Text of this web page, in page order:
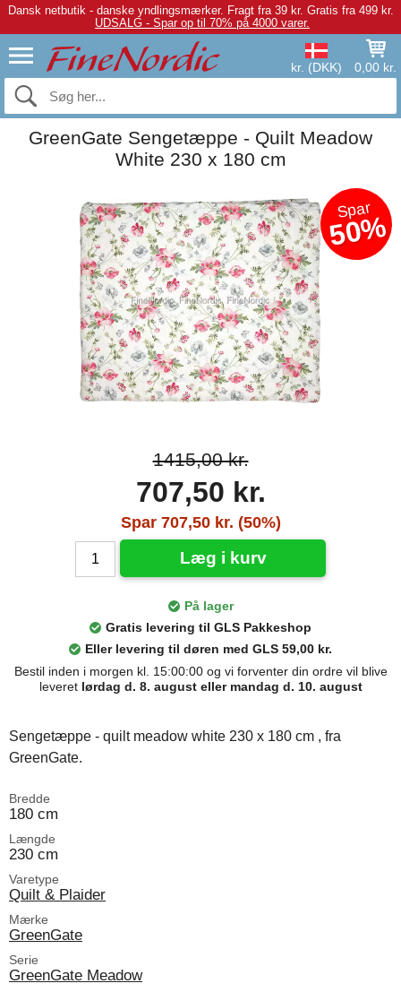
Dansk netbutik - danske yndlingsmærker. Fragt fra 39 kr. Gratis fra 499 kr.
UDSALG - Spar op til 70% på 4000 varer.
kr. (DKK) 0,00 kr.
GreenGate Sengetæppe - Quilt Meadow
White 230 x 180 cm
Spar
50%
1415,00 kr.
707,50 kr.
Spar 707,50 kr. (50%)
Læg i kurv
På lager
Gratis levering til GLS Pakkeshop
Eller levering til døren med GLS 59,00 kr.
Bestil inden i morgen kl. 15:00:00 og vi forventer din ordre vil blive
leveret lørdag d. 8. august eller mandag d. 10. august
Sengetæppe - quilt meadow white 230 x 180 cm , fra
GreenGate.
Bredde
180 cm
Længde
230 cm
Varetype
Quilt & Plaider
Mærke
GreenGate
Serie
GreenGate Meadow